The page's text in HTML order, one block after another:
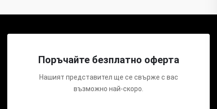
Поръчайте безплатно оферта
Нашият представител ще се свърже с вас
възможно най-скоро.